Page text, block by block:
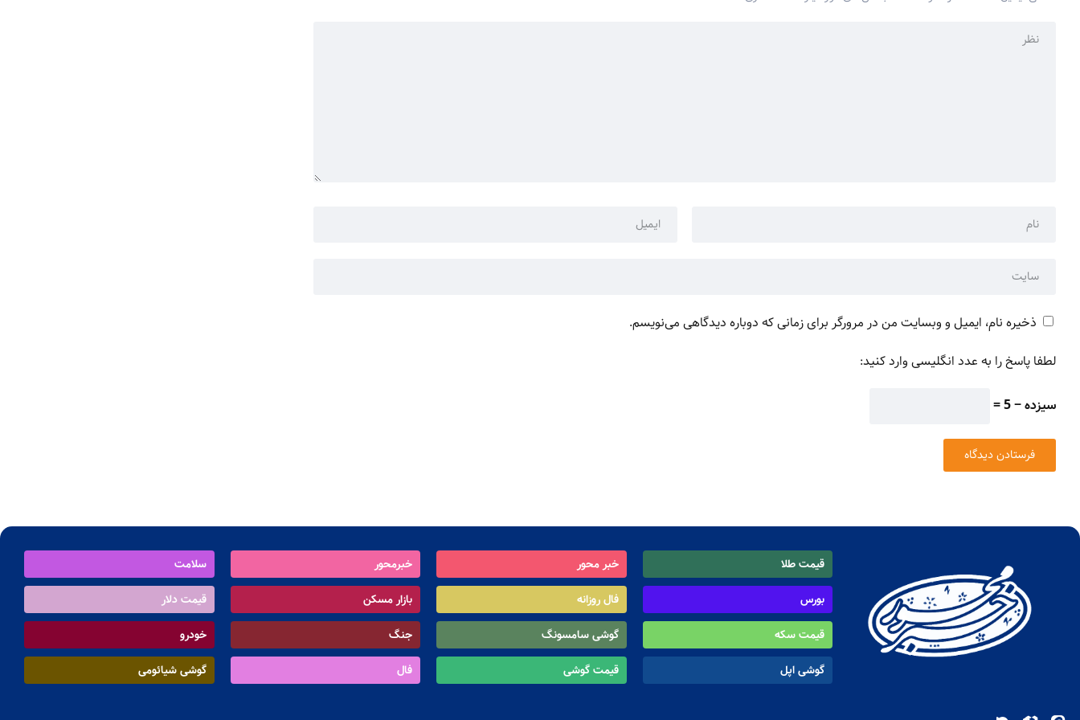
ذخیره نام، ایمیل و وبسایت من در مرورگر برای زمانی که دوباره دیدگاهی می‌نویسم.
لطفا پاسخ را به عدد انگلیسی وارد کنید:
سیزده − 5 =
قیمت طلا خبر محور خبرمحور
سلامت
بورس
فال روزانه بازار مسکن
قیمت دلار
قیمت سکه
گوشی سامسونگ جنگ
خودرو
گوشی اپل
قیمت گوشی فال گوشی شیائومی